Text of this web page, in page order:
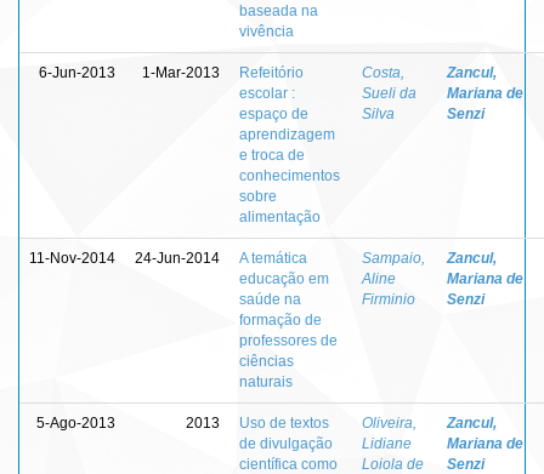
baseada na
vivência
6-Jun-2013 1-Mar-2013
Refeitório
escolar :
espaço de
aprendizagem
e troca de
conhecimentos
sobre
alimentação
Costa,
Sueli da
Silva
Zancul,
Mariana de
Senzi
11-Nov-2014 24-Jun-2014
A temática
educação em
saúde na
formação de
professores de
ciências
naturais
Sampaio,
Aline
Firminio
Zancul,
Mariana de
Senzi
5-Ago-2013 2013
Uso de textos
de divulgação
científica como
Oliveira,
Lidiane
Loiola de
Zancul,
Mariana de
Senzi